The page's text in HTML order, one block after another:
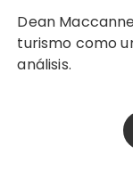
Dean Maccannell, sobre la crítica turística del
turismo como
análisis.